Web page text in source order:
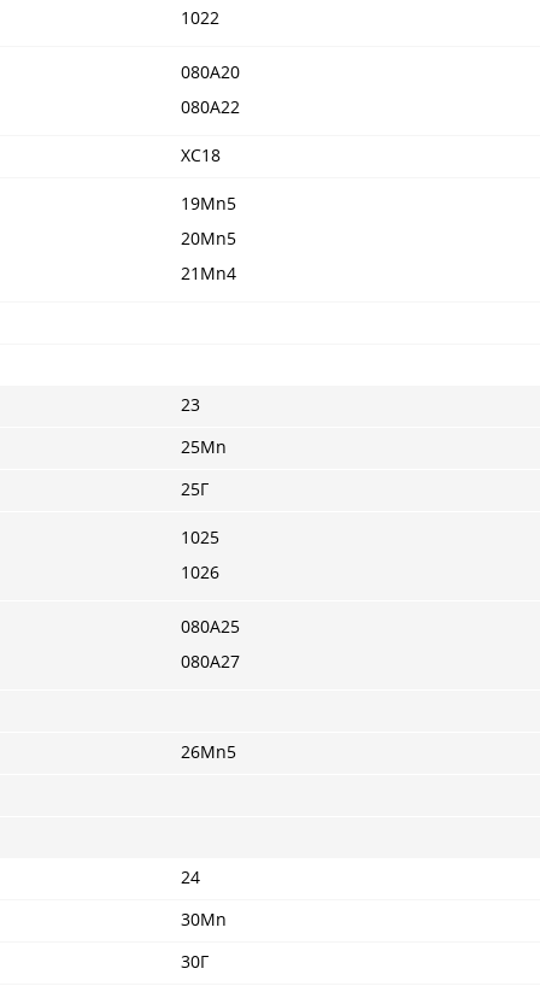
1022
080A20
080A22
XC18
19Mn5
20Mn5
21Mn4
23
25Mn
25Г
1025
1026
080A25
080A27
26Mn5
24
30Mn
30Г